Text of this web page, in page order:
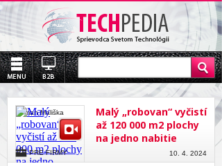
Malý „robovan“ vyčistí
až 120 000 m2 plochy
na jedno nabitie
Roman Mališka
10. 4. 2024
PRE FIRMY